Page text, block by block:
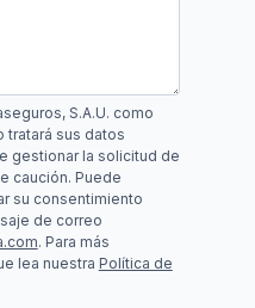
S.A.U. como
tratará sus datos
gestionar la solicitud de
caución. Puede
su consentimiento
de correo
. Para más
lea nuestra Política de